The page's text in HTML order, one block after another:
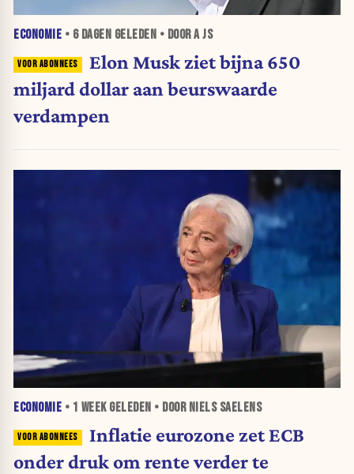
ECONOMIE • 6 DAGEN GELEDEN • DOOR A JS
Elon Musk ziet bijna 650
miljard dollar aan beurswaarde
verdampen
ECONOMIE • 1 WEEKGELEDEN • DOOR NIELS SAELENS
Inflatie eurozone zet ECB
onder druk om rente verder te